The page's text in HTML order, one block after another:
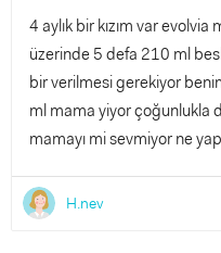
4 aylık bir kızım var
üzerinde 5 defa 210 ml
bir verilmesi gerekiyor
ml mama yiyor çoğunlukla
mamayı mi sevmiyor ne
H.nev